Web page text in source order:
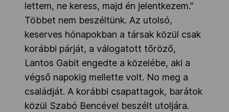
lettem, ne keress, majd én jelentkezem.”
Többet nem beszéltünk. Az utolsó,
keserves hónapokban a társak közül csak
korábbi párját, a válogatott tőröző,
Lantos Gabit engedte a közelébe, aki a
végső napokig mellette volt. No meg a
családját. A korábbi csapattagok, barátok
közül Szabó Bencével beszélt utoljára.